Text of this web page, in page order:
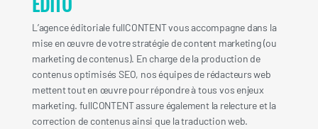
L’agence éditoriale fullCONTENT vous accompagne dans la
mise en œuvre de votre stratégie de content marketing (ou
marketing de contenus). En charge de la production de
contenus optimisés SEO, nos équipes de rédacteurs web
mettent tout en œuvre pour répondre à tous vos enjeux
marketing. fullCONTENT assure également la relecture et la
correction de contenus ainsi que la traduction web.